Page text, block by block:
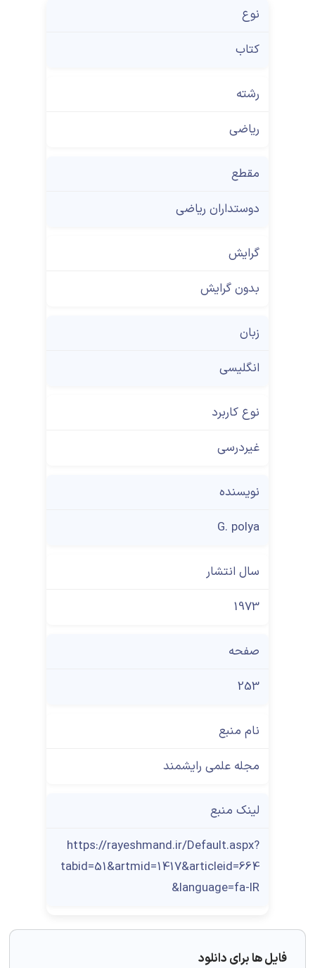
نوع
کتاب
رشته
ریاضی
مقطع
دوستداران ریاضی
گرایش
بدون گرایش
زبان
انگلیسی
نوع کاربرد
غیردرسی
نویسنده
G. polya
سال انتشار
1973
صفحه
253
نام منبع
مجله علمی رایشمند
لینک منبع
https://rayeshmand.ir/Default.aspx?
tabid=51&artmid=1417&articleid=664
&language=fa-IR
فایل ها برای دانلود